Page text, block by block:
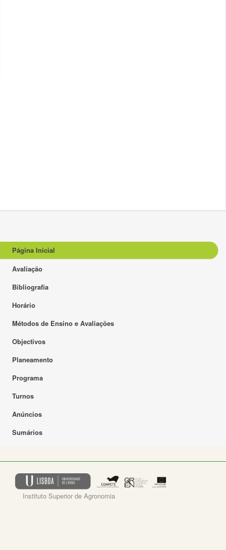
Página Inicial
Avaliação
Bibliografia
Horário
Métodos de Ensino e Avaliações
Objectivos
Planeamento
Programa
Turnos
Anúncios
Sumários
Instituto Superior de Agronomia